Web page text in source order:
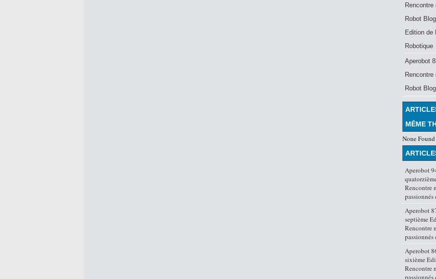
Rencontre
Robot Blog
Edition de
Robotique
Aperobot
Rencontre
Robot Blog
MÊME
None Found
Aperobot
Rencontre
Aperobot
septième
Rencontre
Aperobot
sixième
Rencontre